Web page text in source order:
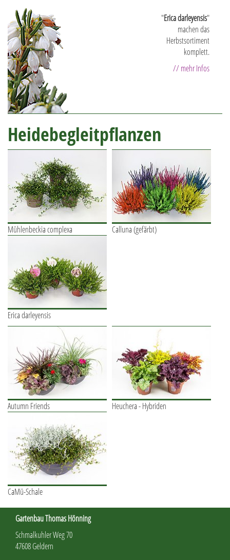
"Erica darleyensis"
machen das
Herbstsortiment
komplett.
// mehr Infos
Heidebegleitpflanzen
Mühlenbeckia complexa Calluna (gefärbt)
Erica darleyensis
Autumn Friends Heuchera - Hybriden
CaMü-Schale
Gartenbau Thomas Hönning
Schmalkuhler Weg 70
47608 Geldern